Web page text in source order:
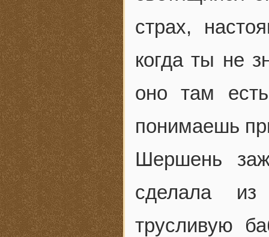
страх,
когда ты не
оно там
понимаешь
Шершень
сделала
трусливую